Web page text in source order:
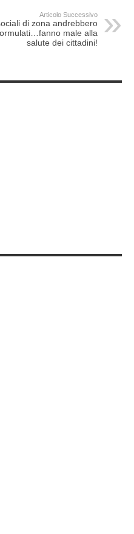
Articolo Successivo
di zona andrebbero
male alla
salute dei cittadini!